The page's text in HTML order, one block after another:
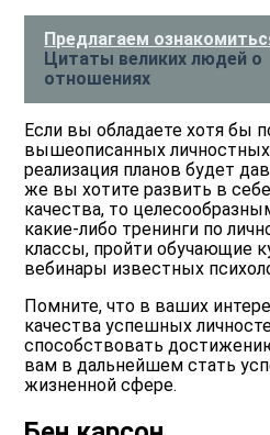
Предлагаем
Цитаты великих людей о
отношениях
Если вы обладаете хотя бы
вышеописанных личностных
реализация планов будет
же вы хотите развить в
качества, то
какие-либо тренинги по
классы, пройти обучающие
вебинары известных
Помните, что в ваших
качества успешных
способствовать
вам в дальнейшем стать
жизненной сфере.